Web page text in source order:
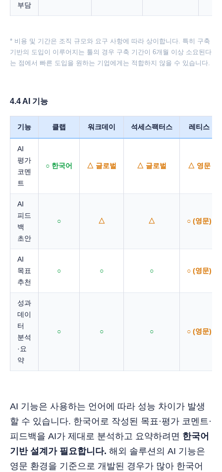
부담
* 비용 및 기간은 조직 규모와 요구 사항에 따라 상이합니다. 특히 구축
기반의 도입이 이루어지는 툴의 경우 구축 기간이 6개월 이상 소요된다
는 점에서 빠른 도입을 원하는 기업에게는 적합하지 않을 수 있습니다.
4.4 AI 기능
기능 클랩 워크데이 석세스팩터스 레티스
AI
평가
코멘
트
○ 한국어 △ 글로벌 △ 글로벌 △ 영문
AI
피드
백
초안
○ △ △ ○ (영문)
AI
목표
추천
○ ○ ○ ○ (영문)
성과
데이
터
분석
·요
약
○ ○ ○ ○ (영문)
AI 기능은 사용하는 언어에 따라 성능 차이가 발생
할 수 있습니다. 한국어로 작성된 목표·평가 코멘트·
피드백을 AI가 제대로 분석하고 요약하려면 한국어
기반 설계가 필요합니다. 해외 솔루션의 AI 기능은
영문 환경을 기준으로 개발된 경우가 많아 한국어